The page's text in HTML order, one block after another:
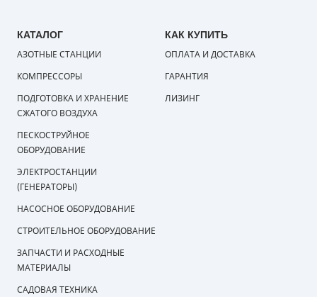
КАТАЛОГ
АЗОТНЫЕ СТАНЦИИ
КОМПРЕССОРЫ
ПОДГОТОВКА И ХРАНЕНИЕ
СЖАТОГО ВОЗДУХА
ПЕСКОСТРУЙНОЕ
ОБОРУДОВАНИЕ
ЭЛЕКТРОСТАНЦИИ
(ГЕНЕРАТОРЫ)
НАСОСНОЕ ОБОРУДОВАНИЕ
СТРОИТЕЛЬНОЕ ОБОРУДОВАНИЕ
ЗАПЧАСТИ И РАСХОДНЫЕ
МАТЕРИАЛЫ
САДОВАЯ ТЕХНИКА
КАК КУПИТЬ
ОПЛАТА И ДОСТАВКА
ГАРАНТИЯ
ЛИЗИНГ